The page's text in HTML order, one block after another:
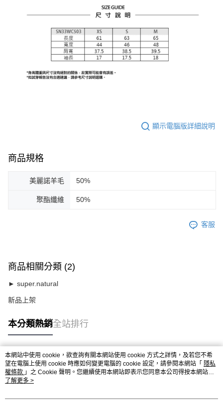
顯示電腦版詳細說明
商品規格
美麗諾羊毛 50%
聚酯纖維 50%
客服
商品相關分類 (2)
► super.natural
新品上架
本分類熱銷全站排行
熱門標籤
本網站中使用 cookie，欲查詢有關本網站使用 cookie 方式之詳情，及若您不希
望在電腦上使用 cookie 時應如何變更電腦的 cookie 設定，請參閱本網站「 隱私
權條款 」之 Cookie 聲明。您繼續使用本網站即表示您同意本公司得按本網站使
用條款之 Cookie 聲明使用 cookie。
了解更多 >